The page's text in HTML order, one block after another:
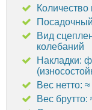
Вид
колебаний
Накладки:
Вес нетто: ≈
Вес брутто: